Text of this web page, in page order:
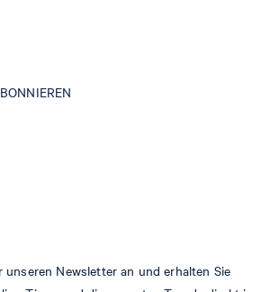
Newsletter an und erhalten Sie